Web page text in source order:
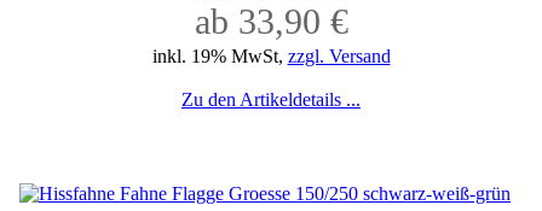
ab 33,90 €
inkl. 19% MwSt, zzgl. Versand
Zu den Artikeldetails ...